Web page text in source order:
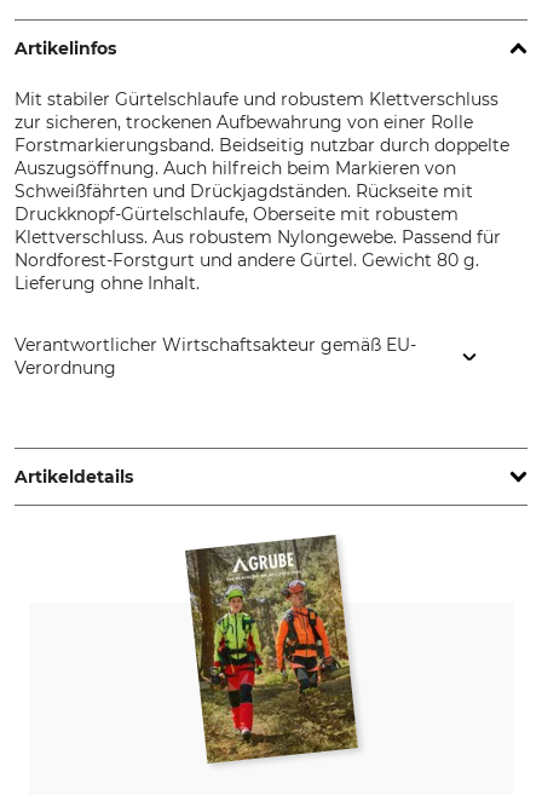
Artikelinfos
Mit stabiler Gürtelschlaufe und robustem Klettverschluss
zur sicheren, trockenen Aufbewahrung von einer Rolle
Forstmarkierungsband. Beidseitig nutzbar durch doppelte
Auszugsöffnung. Auch hilfreich beim Markieren von
Schweißfährten und Drückjagdständen. Rückseite mit
Druckknopf-Gürtelschlaufe, Oberseite mit robustem
Klettverschluss. Aus robustem Nylongewebe. Passend für
Nordforest-Forstgurt und andere Gürtel. Gewicht 80 g.
Lieferung ohne Inhalt.
Verantwortlicher Wirtschaftsakteur gemäß EU-
Verordnung
www.grube.de
Artikeldetails
Produkttyp
Tasche
Modellbezeichnung
Gewicht
80 g